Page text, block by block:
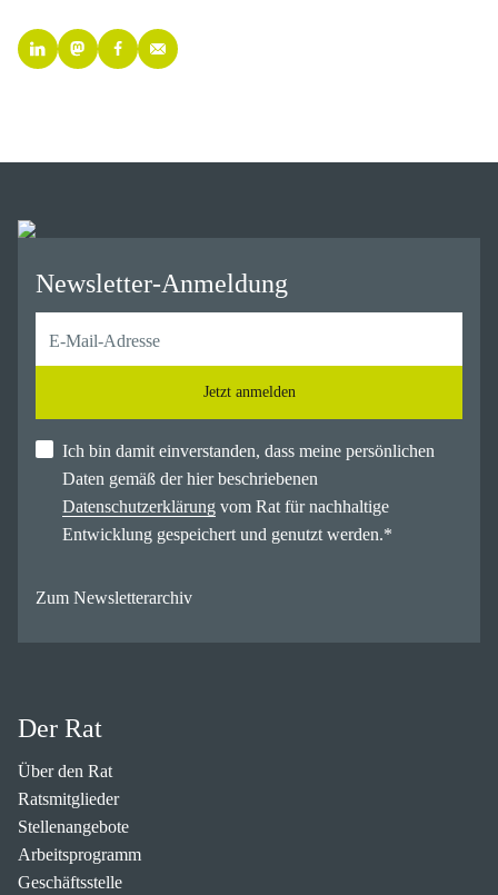
Newsletter-Anmeldung
Jetzt anmelden
Ich bin damit einverstanden, dass meine persönlichen
Daten gemäß der hier beschriebenen
Datenschutzerklärung vom Rat für nachhaltige
Entwicklung gespeichert und genutzt werden.*
Zum Newsletterarchiv
Der Rat
Über den Rat
Ratsmitglieder
Stellenangebote
Arbeitsprogramm
Geschäftsstelle